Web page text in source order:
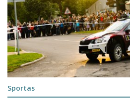
Sportas